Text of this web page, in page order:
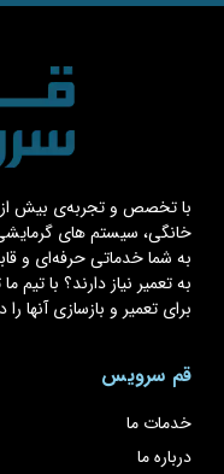
خانگی، سیستم های
به شما خدماتی حرفه‌ای و
به تعمیر نیاز دارند؟ با
برای تعمیر و بازسازی آنها
قم سرویس
خدمات ما
درباره ما